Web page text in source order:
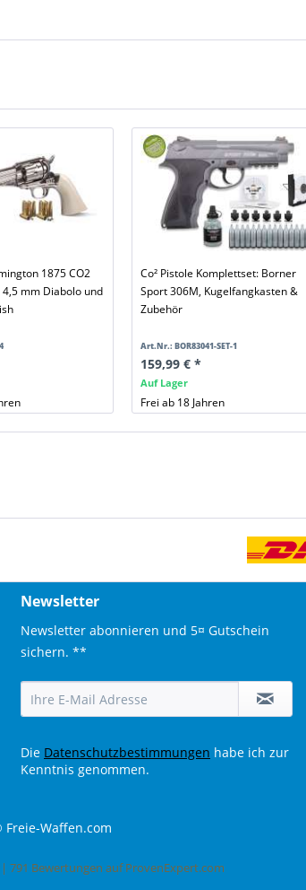
1875 CO2
4,5 mm Diabolo und
Co² Pistole Komplettset: Borner
Sport 306M, Kugelfangkasten &
Zubehör
Art.Nr.: BOR83041-SET-1
159,99 € *
Auf Lager
Frei ab 18 Jahren
Newsletter
Newsletter abonnieren und 5¤ Gutschein
sichern. **
Die Datenschutzbestimmungen habe ich zur
Kenntnis genommen.
Waffen.com
| 791 Bewertungen auf ProvenExpert.com